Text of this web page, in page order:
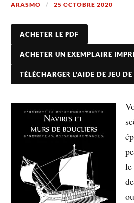
ARASMO 25 OCTOBRE 2020
ACHETER LE PDF
ACHETER UN EXEMPLAIRE
TÉLÉCHARGER L’AIDE DE JEU
le